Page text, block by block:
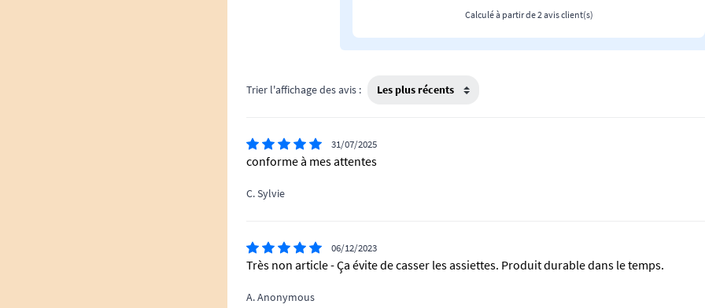
Calculé à partir de 2 avis client(s)
Trier l'affichage des avis :
31/07/2025
conforme à mes attentes
C. Sylvie
06/12/2023
Très non article - Ça évite de casser les assiettes. Produit durable dans le temps.
A. Anonymous